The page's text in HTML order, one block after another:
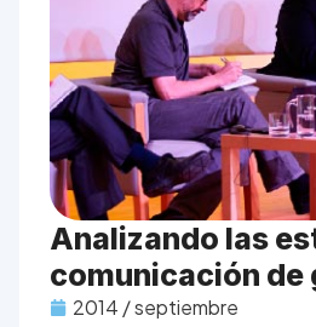
Analizando las
comunicación de
2014 / septiembre